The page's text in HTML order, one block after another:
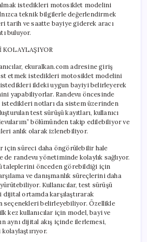
almak istedikleri motosiklet modelini
teknik bilgilerle değerlendirmek
tarih ve saatte bayiye giderek aracı
buluyor.
KOLAYLAŞIYOR
ekuralkan.com adresine giriş
etmek istedikleri motosiklet modelini
ildeki uygun bayiyi belirleyerek
yapabiliyorlar. Randevu öncesinde
notları da sistem üzerinden
test sürüşü kayıtları, kullanıcı
bölümünden takip edilebiliyor ve
anlık olarak izlenebiliyor.
için süreci daha öngörülebilir hale
randevu yönetiminde kolaylık sağlıyor.
taleplerini önceden görebildiği için
ve danışmanlık süreçlerini daha
Kullanıcılar, test sürüşü
ortamda karşılaştırarak
seçenekleri belirleyebiliyor. Özellikle
kez kullanıcılar için model, bayi ve
aynı dijital akış içinde ilerlemesi,